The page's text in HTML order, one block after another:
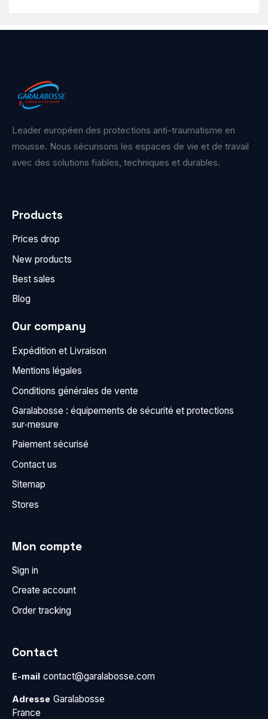
Leader européen des protections anti-traumatisme en
mousse. Nous sécurisons les espaces de vie et de travail
avec des solutions fiables, techniques et durables.
Products
Prices drop
New products
Best sales
Blog
Our company
Expédition et Livraison
Mentions légales
Conditions générales de vente
Garalabosse : équipements de sécurité et protections
sur‑mesure
Paiement sécurisé
Contact us
Sitemap
Stores
Mon compte
Sign in
Create account
Order tracking
Contact
E-mail contact@garalabosse.com
Adresse Garalabosse
France